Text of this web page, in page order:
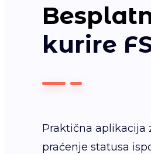
kurire
Praktična aplikacija
praćenje statusa